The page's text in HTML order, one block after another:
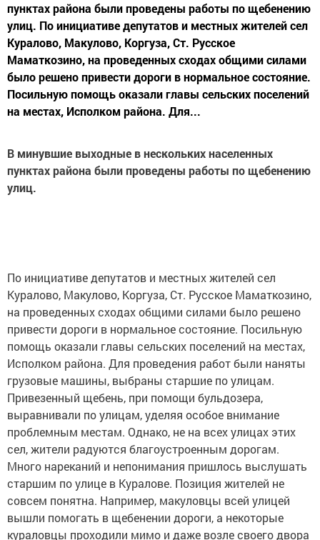
пунктах района были проведены работы по щебенению
улиц. По инициативе депутатов и местных жителей сел
Куралово, Макулово, Коргуза, Ст. Русское
Маматкозино, на проведенных сходах общими силами
было решено привести дороги в нормальное состояние.
Посильную помощь оказали главы сельских поселений
на местах, Исполком района. Для...
В минувшие выходные в нескольких населенных
пунктах района были проведены работы по щебенению
улиц.
По инициативе депутатов и местных жителей сел
Куралово, Макулово, Коргуза, Ст. Русское Маматкозино,
на проведенных сходах общими силами было решено
привести дороги в нормальное состояние. Посильную
помощь оказали главы сельских поселений на местах,
Исполком района. Для проведения работ были наняты
грузовые машины, выбраны старшие по улицам.
Привезенный щебень, при помощи бульдозера,
выравнивали по улицам, уделяя особое внимание
проблемным местам. Однако, не на всех улицах этих
сел, жители радуются благоустроенным дорогам.
Много нареканий и непонимания пришлось выслушать
старшим по улице в Куралове. Позиция жителей не
совсем понятна. Например, макуловцы всей улицей
вышли помогать в щебенении дороги, а некоторые
кураловцы проходили мимо и даже возле своего двора